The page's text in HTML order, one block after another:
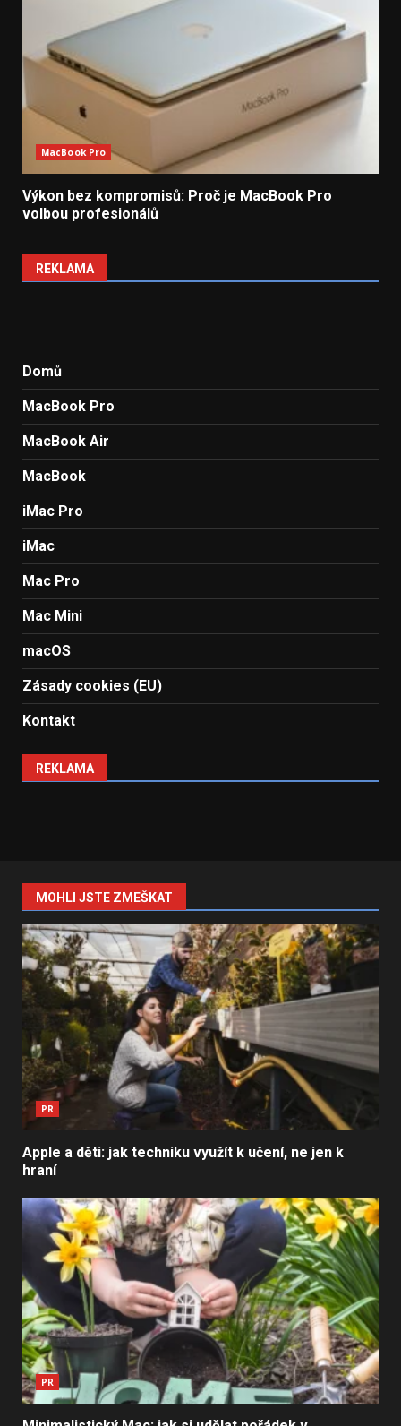
MacBook Pro
Výkon bez kompromisů: Proč je MacBook Pro
volbou profesionálů
REKLAMA
Domů
MacBook Pro
MacBook Air
MacBook
iMac Pro
iMac
Mac Pro
Mac Mini
macOS
Zásady cookies (EU)
Kontakt
REKLAMA
MOHLI JSTE ZMEŠKAT
PR
Apple a děti: jak techniku využít k učení, ne jen k
hraní
PR